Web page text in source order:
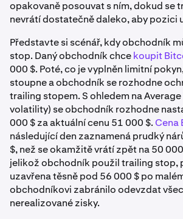
opakovaně posouvat s ním, dokud se
nevrátí dostatečně daleko, aby pozici
Představte si scénář, kdy obchodník
stop. Daný obchodník chcekoupit
000 $. Poté, co je vyplněn limitní
stoupne a obchodník se rozhodne
trailing stopem. S ohledem na Average
volatility) se obchodník rozhodne
000 $ za aktuální cenu 51 000 $. Cena
následující den zaznamená prudký
$, než se okamžitě vrátí zpět na 50
jelikož obchodník použil trailing stop,
uzavřena těsně pod 56 000 $ po
obchodníkovi zabránilo odevzdat
nerealizované zisky.